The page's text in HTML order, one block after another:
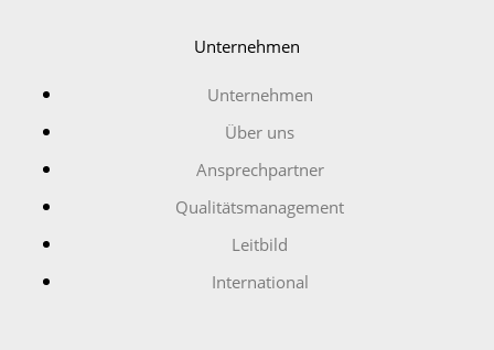
Unternehmen
Unternehmen
Über uns
Ansprechpartner
Qualitätsmanagement
Leitbild
International